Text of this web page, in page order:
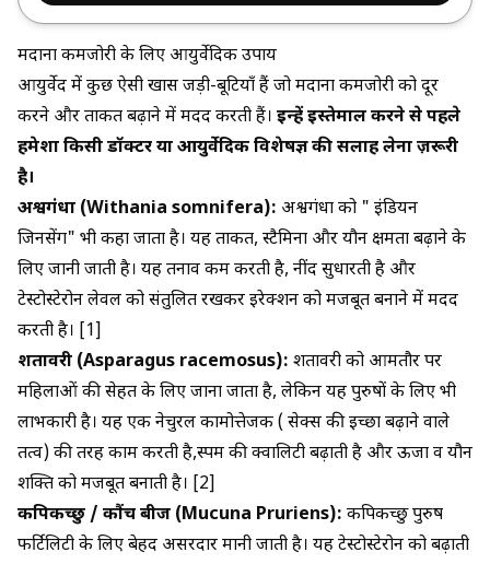
मर्दाना कमजोरी के लिए आयुर्वेदिक उपाय
आयुर्वेद में कुछ ऐसी खास जड़ी-बूटियाँ हैं जो मर्दाना कमजोरी को दूर
करने और ताकत बढ़ाने में मदद करती हैं। इन्हें इस्तेमाल करने से पहले
हमेशा किसी डॉक्टर या आयुर्वेदिक विशेषज्ञ की सलाह लेना ज़रूरी
है।
अश्वगंधा (Withania somnifera): अश्वगंधा को " इंडियन
जिनसेंग" भी कहा जाता है। यह ताकत, स्टैमिना और यौन क्षमता बढ़ाने के
लिए जानी जाती है। यह तनाव कम करती है, नींद सुधारती है और
टेस्टोस्टेरोन लेवल को संतुलित रखकर इरेक्शन को मजबूत बनाने में मदद
करती है। [1]
शतावरी (Asparagus racemosus): शतावरी को आमतौर पर
महिलाओं की सेहत के लिए जाना जाता है, लेकिन यह पुरुषों के लिए भी
लाभकारी है। यह एक नेचुरल कामोत्तेजक ( सेक्स की इच्छा बढ़ाने वाले
तत्व) की तरह काम करती है,स्पर्म की क्वालिटी बढ़ाती है और ऊर्जा व यौन
शक्ति को मजबूत बनाती है। [2]
कपिकच्छु / कौंच बीज (Mucuna Pruriens): कपिकच्छु पुरुष
फर्टिलिटी के लिए बेहद असरदार मानी जाती है। यह टेस्टोस्टेरोन को बढ़ाती